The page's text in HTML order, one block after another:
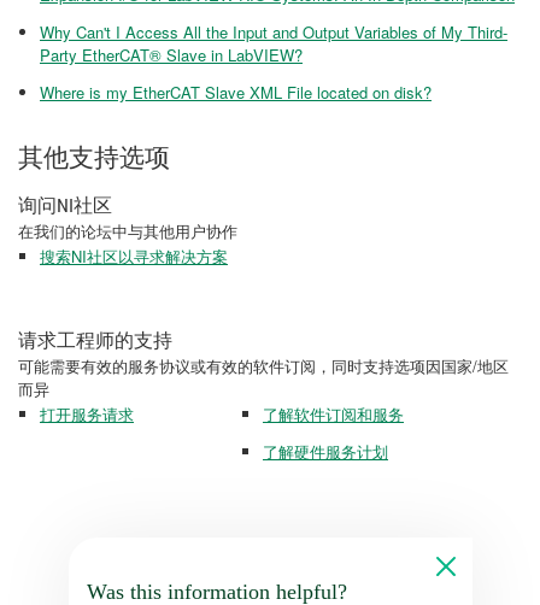
Why Can't I Access All the Input and Output Variables of My Third-
Party EtherCAT® Slave in LabVIEW?
Where is my EtherCAT Slave XML File located on disk?
其他支持选项
询问NI社区
在我们的论坛中与其他用户协作
搜索NI社区以寻求解决方案
请求工程师的支持
可能需要有效的服务协议或有效的软件订阅，同时支持选项因国家/地区
而异
打开服务请求
了解软件订阅和服务
了解硬件服务计划
Was this information helpful?